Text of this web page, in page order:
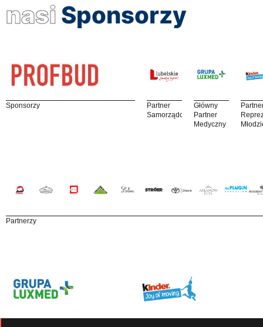
nasi Sponsorzy
Sponsorzy
Partner
Samorządowy
Główny
Partner
Medyczny
Partnerzy